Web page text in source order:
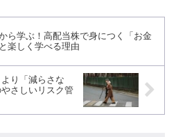
ら学ぶ！高配当株で身につく「お金
楽しく学べる理由
り「減らさな
さしいリスク管